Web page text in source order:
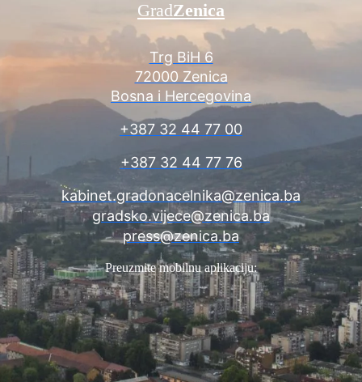
Trg BiH 6
72000 Zenica
Bosna i Hercegovina
+387 32 44 77 00
+387 32 44 77 76
kabinet.gradonacelnika@zenica.ba
gradsko.vijece@zenica.ba
press@zenica.ba
GradZenica
Preuzmite mobilnu aplikaciju: